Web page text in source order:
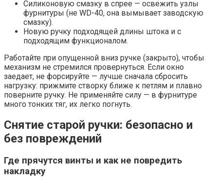
Силиконовую смазку в спрее — освежить узлы
фурнитуры (не WD-40, она вымывает заводскую
смазку).
Новую ручку подходящей длины штока и с
подходящим функционалом.
Работайте при опущенной вниз ручке (закрыто), чтобы
механизм не стремился провернуться. Если окно
заедает, не форсируйте — лучше сначала сбросить
нагрузку: прижмите створку ближе к петлям и плавно
поверните ручку. Не применяйте силу — в фурнитуре
много тонких тяг, их легко погнуть.
Снятие старой ручки: безопасно и
без повреждений
Где прячутся винты и как не повредить
накладку